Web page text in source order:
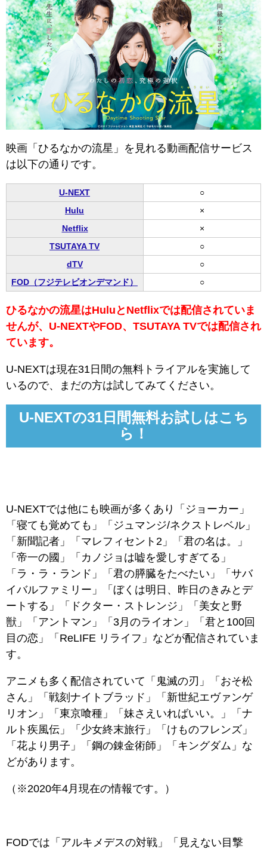
映画「ひるなかの流星」を見れる動画配信サービス
は以下の通りです。
U-NEXT
○
Hulu
×
Netflix
×
TSUTAYA TV
○
dTV
○
FOD（フジテレビオンデマンド）
○
ひるなかの流星はHuluとNetflixでは配信されていま
せんが、U-NEXTやFOD、TSUTAYA TVでは配信され
ています。
U-NEXTは現在31日間の無料トライアルを実施して
いるので、まだの方は試してみてください。
U-NEXTの31日間無料お試しはこち
ら！
U-NEXTでは他にも映画が多くあり「ジョーカー」
「寝ても覚めても」「ジュマンジ/ネクストレベル」
「新聞記者」「マレフィセント2」「君の名は。」
「帝一の國」「カノジョは嘘を愛しすぎてる」
「ラ・ラ・ランド」「君の膵臓をたべたい」「サバ
イバルファミリー」「ぼくは明日、昨日のきみとデ
ートする」「ドクター・ストレンジ」「美女と野
獣」「アントマン」「3月のライオン」「君と100回
目の恋」「ReLIFE リライフ」などが配信されていま
す。
アニメも多く配信されていて「鬼滅の刃」「おそ松
さん」「戦刻ナイトブラッド」「新世紀エヴァンゲ
リオン」「東京喰種」「妹さえいればいい。」「ナ
ルト疾風伝」「少女終末旅行」「けものフレンズ」
「花より男子」「鋼の錬金術師」「キングダム」な
どがあります。
（※2020年4月現在の情報です。）
FODでは「アルキメデスの対戦」「見えない目撃